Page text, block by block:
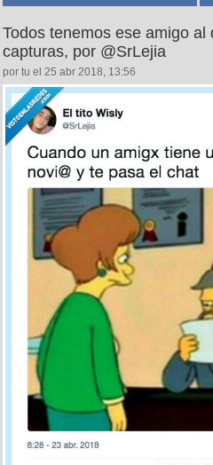
Todos tenemos ese amigo
capturas, por @SrLejia
por tu el 25 abr 2018, 13:56